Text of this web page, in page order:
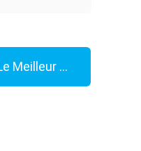
Meilleur Prix